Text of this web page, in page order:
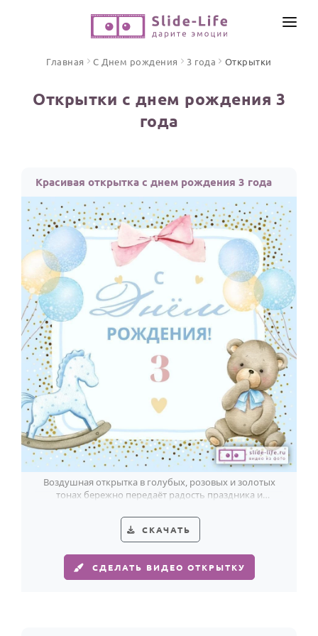
Открытки
Стихи и тексты
ПРАЗДНИКИ
С Днем рождения
Юбилей
Свадьба
Годовщина свадьбы
Календарь праздников
КОМУ
Женщине
Мужчине
Маме
Папе
Все родственники
ПЕРСОНАЛЬНЫЕ
ИНСТРУМЕНТЫ
ОТЗЫВЫ
Главная С Днем рождения 3 года Открытки
Открытки с днем рождения 3
года
Красивая открытка с днем рождения 3 года
Воздушная открытка в голубых, розовых и золотых
тонах бережно передаёт радость праздника и
СКАЧАТЬ
СДЕЛАТЬ ВИДЕО ОТКРЫТКУ